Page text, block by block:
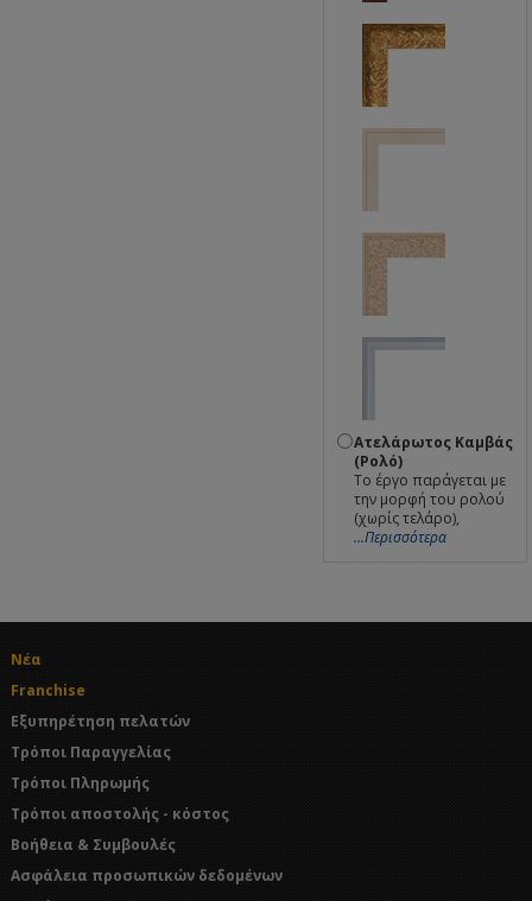
Ατελάρωτος Καμβάς
(Ρολό)
Το έργο παράγεται με
την μορφή του ρολού
(χωρίς τελάρο),
...Περισσότερα
Νέα
Franchise
Εξυπηρέτηση πελατών
Τρόποι Παραγγελίας
Τρόποι Πληρωμής
Τρόποι αποστολής - κόστος
Βοήθεια & Συμβουλές
Ασφάλεια προσωπικών δεδομένων